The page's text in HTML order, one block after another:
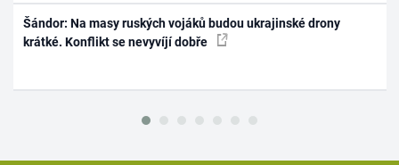
Šándor: Na masy ruských vojáků budou ukrajinské drony
krátké. Konflikt se nevyvíjí dobře